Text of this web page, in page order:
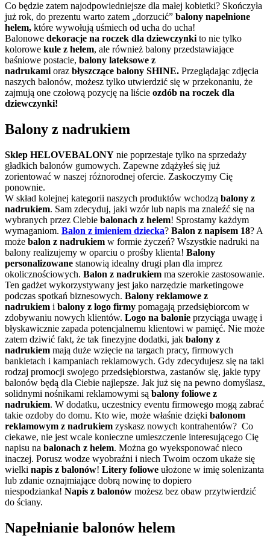
Co będzie zatem najodpowiedniejsze dla małej kobietki? Skończyła
już rok, do prezentu warto zatem „dorzucić” balony napełnione
helem, które wywołują uśmiech od ucha do ucha!
Balonowe dekoracje na roczek dla dziewczynki to nie tylko
kolorowe kule z helem, ale również balony przedstawiające
baśniowe postacie, balony lateksowe z
nadrukami oraz błyszczące balony SHINE. Przeglądając zdjęcia
naszych balonów, możesz tylko utwierdzić się w przekonaniu, że
zajmują one czołową pozycję na liście ozdób na roczek dla
dziewczynki!
Balony z nadrukiem
Sklep HELOVEBALONY nie poprzestaje tylko na sprzedaży
gładkich balonów gumowych. Zapewne zdążyłeś się już
zorientować w naszej różnorodnej ofercie. Zaskoczymy Cię
ponownie.
W skład kolejnej kategorii naszych produktów wchodzą balony z
nadrukiem. Sam zdecyduj, jaki wzór lub napis ma znaleźć się na
wybranych przez Ciebie balonach z helem! Sprostamy każdym
wymaganiom. Balon z imieniem dziecka? Balon z napisem 18? A
może balon z nadrukiem w formie życzeń? Wszystkie nadruki na
balony realizujemy w oparciu o prośby klienta! Balony
personalizowane stanowią idealny drugi plan dla imprez
okolicznościowych. Balon z nadrukiem ma szerokie zastosowanie.
Ten gadżet wykorzystywany jest jako narzędzie marketingowe
podczas spotkań biznesowych. Balony reklamowe z
nadrukiem i balony z logo firmy pomagają przedsiębiorcom w
zdobywaniu nowych klientów. Logo na balonie przyciąga uwagę i
błyskawicznie zapada potencjalnemu klientowi w pamięć. Nie może
zatem dziwić fakt, że tak finezyjne dodatki, jak balony z
nadrukiem mają duże wzięcie na targach pracy, firmowych
bankietach i kampaniach reklamowych. Gdy zdecydujesz się na taki
rodzaj promocji swojego przedsiębiorstwa, zastanów się, jakie typy
balonów będą dla Ciebie najlepsze. Jak już się na pewno domyślasz,
solidnymi nośnikami reklamowymi są balony foliowe z
nadrukiem. W dodatku, uczestnicy eventu firmowego mogą zabrać
takie ozdoby do domu. Kto wie, może właśnie dzięki balonom
reklamowym z nadrukiem zyskasz nowych kontrahentów? Co
ciekawe, nie jest wcale konieczne umieszczenie interesującego Cię
napisu na balonach z helem. Można go wyeksponować nieco
inaczej. Porusz wodze wyobraźni i niech Twoim oczom ukaże się
wielki napis z balonów! Litery foliowe ułożone w imię solenizanta
lub zdanie oznajmiające dobrą nowinę to dopiero
niespodzianka! Napis z balonów możesz bez obaw przytwierdzić
do ściany.
Napełnianie balonów helem